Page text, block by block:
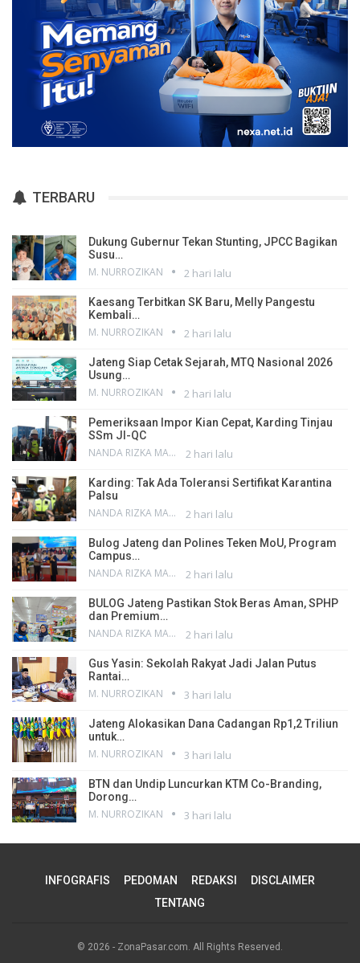
TERBARU
Dukung Gubernur Tekan Stunting, JPCC Bagikan
Susu…
M. NURROZIKAN 2 hari lalu
Kaesang Terbitkan SK Baru, Melly Pangestu
Kembali…
M. NURROZIKAN 2 hari lalu
Jateng Siap Cetak Sejarah, MTQ Nasional 2026
Usung…
M. NURROZIKAN 2 hari lalu
Pemeriksaan Impor Kian Cepat, Karding Tinjau
SSm JI-QC
NANDA RIZKA MAHENDRA 2 hari lalu
Karding: Tak Ada Toleransi Sertifikat Karantina
Palsu
NANDA RIZKA MAHENDRA 2 hari lalu
Bulog Jateng dan Polines Teken MoU, Program
Campus…
NANDA RIZKA MAHENDRA 2 hari lalu
BULOG Jateng Pastikan Stok Beras Aman, SPHP
dan Premium…
NANDA RIZKA MAHENDRA 2 hari lalu
Gus Yasin: Sekolah Rakyat Jadi Jalan Putus
Rantai…
M. NURROZIKAN 3 hari lalu
Jateng Alokasikan Dana Cadangan Rp1,2 Triliun
untuk…
M. NURROZIKAN 3 hari lalu
BTN dan Undip Luncurkan KTM Co-Branding,
Dorong…
M. NURROZIKAN 3 hari lalu
INFOGRAFIS PEDOMAN REDAKSI
DISCLAIMER
TENTANG
© 2026 - ZonaPasar.com. All Rights Reserved.